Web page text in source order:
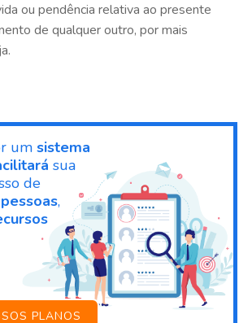
ou pendência relativa ao presente
de qualquer outro, por mais
umsistema
sua
de
,
PLANOS